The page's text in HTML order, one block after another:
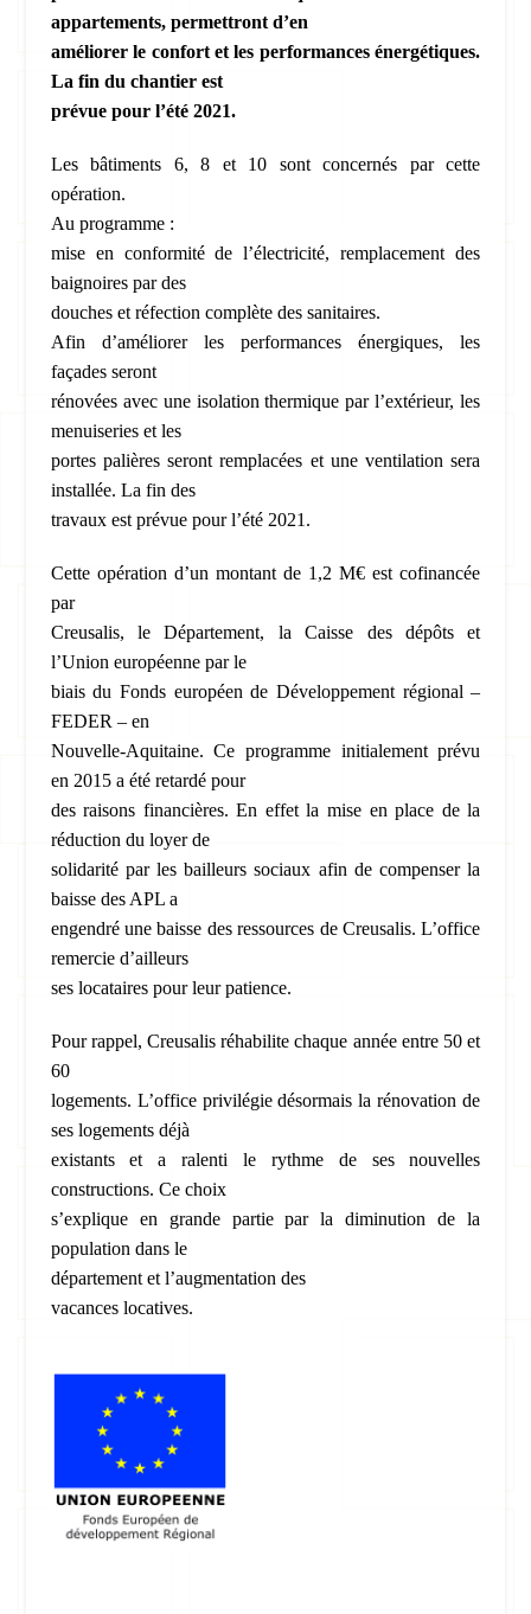
appartements, permettront d’en
améliorer le confort et les performances énergétiques.
La fin du chantier est
prévue pour l’été 2021.
Les bâtiments 6, 8 et 10 sont concernés par cette
opération.
Au programme :
mise en conformité de l’électricité, remplacement des
baignoires par des
douches et réfection complète des sanitaires.
Afin d’améliorer les performances énergiques, les
façades seront
rénovées avec une isolation thermique par l’extérieur, les
menuiseries et les
portes palières seront remplacées et une ventilation sera
installée. La fin des
travaux est prévue pour l’été 2021.
Cette opération d’un montant de 1,2 M€ est cofinancée
par
Creusalis, le Département, la Caisse des dépôts et
l’Union européenne par le
biais du Fonds européen de Développement régional –
FEDER – en
Nouvelle-Aquitaine. Ce programme initialement prévu
en 2015 a été retardé pour
des raisons financières. En effet la mise en place de la
réduction du loyer de
solidarité par les bailleurs sociaux afin de compenser la
baisse des APL a
engendré une baisse des ressources de Creusalis. L’office
remercie d’ailleurs
ses locataires pour leur patience.
Pour rappel, Creusalis réhabilite chaque année entre 50 et
60
logements. L’office privilégie désormais la rénovation de
ses logements déjà
existants et a ralenti le rythme de ses nouvelles
constructions. Ce choix
s’explique en grande partie par la diminution de la
population dans le
département et l’augmentation des
vacances locatives.